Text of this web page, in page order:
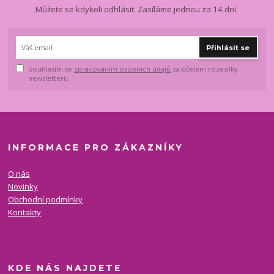
Můžete se kdykoli odhlásit. Zasíláme jednou za 14 dní.
Přihlásit se
Souhlasím se zpracováním osobních údajů za účelem rozesílky
newsletteru.
INFORMACE PRO ZÁKAZNÍKY
O nás
Novinky
Obchodní podmínky
Kontakty
KDE NÁS NAJDETE